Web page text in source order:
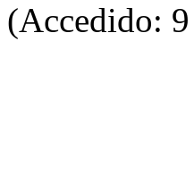
(Accedido: